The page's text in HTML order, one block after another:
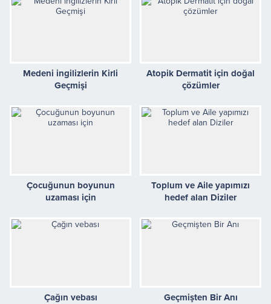
Medeni ingilizlerin Kirli
Geçmişi
Atopik Dermatit için doğal
çözümler
Çocuğunun boyunun
uzaması için
Toplum ve Aile yapımızı
hedef alan Diziler
Çağın vebası Geçmişten Bir Anı